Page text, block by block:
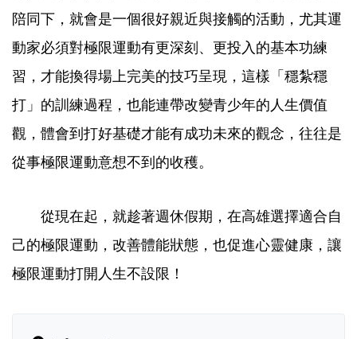
陪同下，就會是一個很好親近與接觸的活動，尤其運
動家必須對極限運動有更深刻、更投入的基本功練
習，才能換得場上完美的技巧呈現，這樣「穩紮穩
打」的訓練過程，也能連帶改變青少年的人生價值
觀，體會到打好基礎才能有成功未來的觀念，往往是
從事極限運動意想不到的收穫。
從現在起，就趁著週休假期，在高雄選擇適合自
己的極限運動，改善體能狀態，也促進心靈健康，讓
極限運動打開人生不設限！